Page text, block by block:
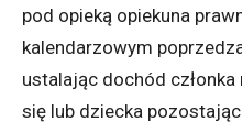
pod opieką opiekuna
kalendarzowym
ustalając dochód
się lub dziecka